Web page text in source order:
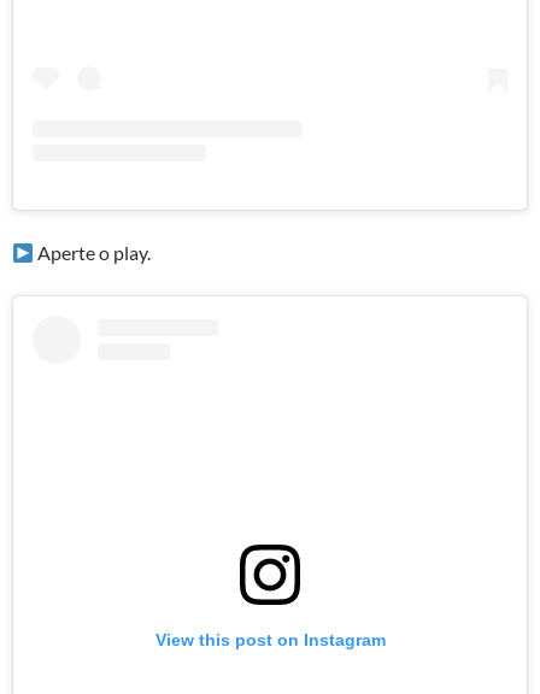
Aperte o play.
View this post on Instagram